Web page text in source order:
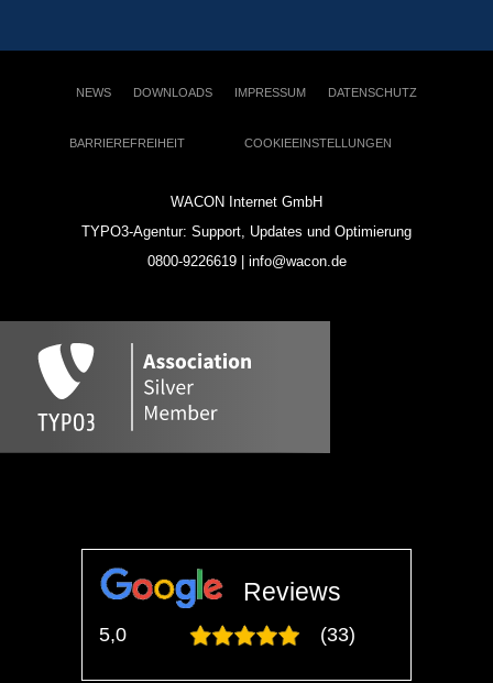
NEWS DOWNLOADS IMPRESSUM DATENSCHUTZ
BARRIEREFREIHEIT COOKIEEINSTELLUNGEN
WACON Internet GmbH
TYPO3-Agentur: Support, Updates und Optimierung
0800-9226619 | info@wacon.de
Reviews
5,0 (33)